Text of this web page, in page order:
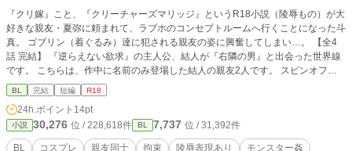
『クリ嫁』こと、『クリーチャーズマリッジ』というR18小説（陵辱もの）が大
好きな親友・夏弥に頼まれて、ラブホのコンセプトルームへ行くことになった斗
真。 ゴブリン（着ぐるみ）達に犯される親友の姿に興奮してしまい…。 【全4
話 完結】 『逆らえない欲求』の主人公、結人が『右隣の男』と出会った世界線
です。 こちらは、作中に名前のみ登場した結人の親友2人です。 スピンオフに
なりますが、こちら単体でお楽しみいただけます。 ※『横書き』方向に設定し
てお読みください。
BL 完結 短編 R18
24h.ポイント 14pt
小説 30,276 位 / 228,618件 BL 7,737 位 / 31,392件
BL コスプレ 親友同士 拘束 陵辱表現あり
モンスター姦